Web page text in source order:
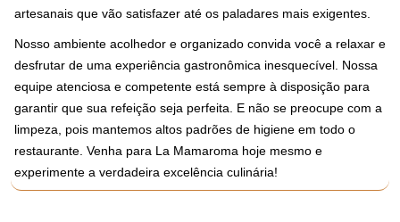
artesanais que vão satisfazer até os paladares mais exigentes.
Nosso ambiente acolhedor e organizado convida você a relaxar e
desfrutar de uma experiência gastronômica inesquecível. Nossa
equipe atenciosa e competente está sempre à disposição para
garantir que sua refeição seja perfeita. E não se preocupe com a
limpeza, pois mantemos altos padrões de higiene em todo o
restaurante. Venha para La Mamaroma hoje mesmo e
experimente a verdadeira excelência culinária!